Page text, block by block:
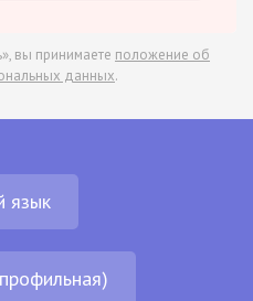
вы принимаете положение об
данных.
язык